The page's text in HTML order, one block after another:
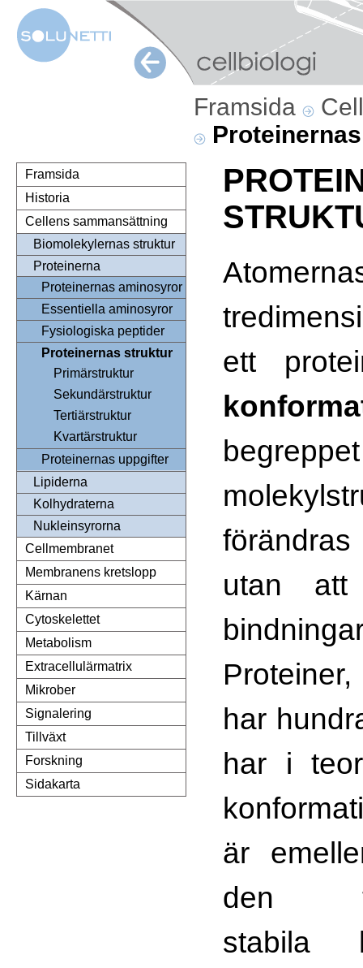
Framsida
Framsida
Historia
Cellens sammansättning
Biomolekylernas struktur
Proteinerna
Proteinernas aminosyror
Essentiella aminosyror
Fysiologiska peptider
Proteinernas struktur
Primärstruktur
Sekundärstruktur
Tertiärstruktur
Kvartärstruktur
Proteinernas uppgifter
Lipiderna
Kolhydraterna
Nukleinsyrorna
Cellmembranet
Membranens kretslopp
Kärnan
Cytoskelettet
Metabolism
Extracellulärmatrix
Mikrober
Signalering
Tillväxt
Forskning
Sidakarta
ett
utan att
har
har i
är
den
stabila